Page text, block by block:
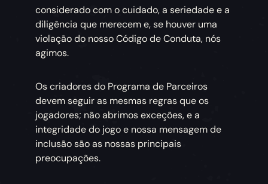
considerado com o cuidado, a seriedade e a
diligência que merecem e, se houver uma
violação do nosso Código de Conduta, nós
agimos.
Os criadores do Programa de Parceiros
devem seguir as mesmas regras que os
jogadores; não abrimos exceções, e a
integridade do jogo e nossa mensagem de
inclusão são as nossas principais
preocupações.